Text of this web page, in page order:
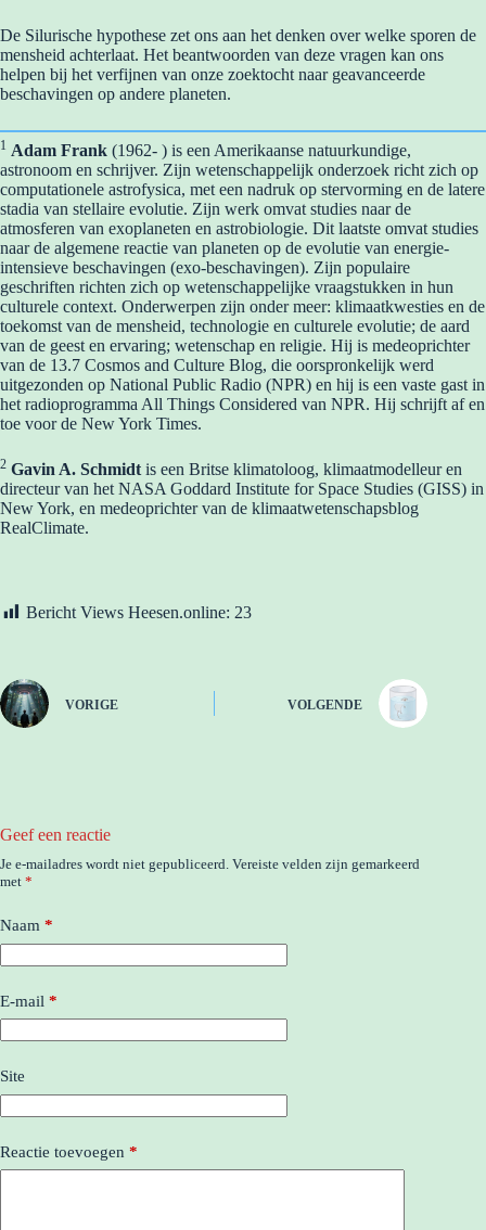
De Silurische hypothese zet ons aan het denken over welke sporen de
mensheid achterlaat. Het beantwoorden van deze vragen kan ons
helpen bij het verfijnen van onze zoektocht naar geavanceerde
beschavingen op andere planeten.
1 Adam Frank (1962- ) is een Amerikaanse natuurkundige,
astronoom en schrijver. Zijn wetenschappelijk onderzoek richt zich op
computationele astrofysica, met een nadruk op stervorming en de latere
stadia van stellaire evolutie. Zijn werk omvat studies naar de
atmosferen van exoplaneten en astrobiologie. Dit laatste omvat studies
naar de algemene reactie van planeten op de evolutie van energie-
intensieve beschavingen (exo-beschavingen). Zijn populaire
geschriften richten zich op wetenschappelijke vraagstukken in hun
culturele context. Onderwerpen zijn onder meer: ​​klimaatkwesties en de
toekomst van de mensheid, technologie en culturele evolutie; de ​​aard
van de geest en ervaring; wetenschap en religie. Hij is medeoprichter
van de 13.7 Cosmos and Culture Blog, die oorspronkelijk werd
uitgezonden op National Public Radio (NPR) en hij is een vaste gast in
het radioprogramma All Things Considered van NPR. Hij schrijft af en
toe voor de New York Times.
2 Gavin A. Schmidt is een Britse klimatoloog, klimaatmodelleur en
directeur van het NASA Goddard Institute for Space Studies (GISS) in
New York, en medeoprichter van de klimaatwetenschapsblog
RealClimate.
Bericht Views Heesen.online: 23
VORIGE VOLGENDE
Geef een reactie
Je e-mailadres wordt niet gepubliceerd. Vereiste velden zijn gemarkeerd
met *
Naam *
E-mail *
Site
Reactie toevoegen *